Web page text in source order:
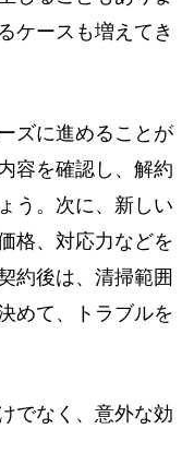
ケースも増えてき
ズに進めることが
容を確認し、解約
う。次に、新しい
格、対応力などを
約後は、清掃範囲
めて、トラブルを
でなく、意外な効